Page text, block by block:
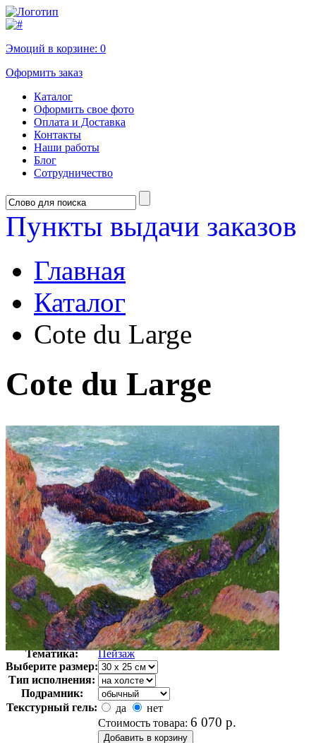
Эмоций в корзине: 0
Оформить заказ
Каталог
Оформить свое фото
Оплата и Доставка
Контакты
Наши работы
Блог
Сотрудничество
Пункты выдачи заказов
Главная
Каталог
Cote du Large
Cote du Large
Автор:
Морет Генри
Арт-стиль
Импрессионизм
Тематика:
Пейзаж
Выберите размер:
Тип исполнения:
Подрамник:
Текстурный гель:
да
нет
Стоимость товара: 6 070 р.